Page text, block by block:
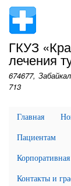
ГКУЗ
лечения
674677,
713
Главная
Пациентам
Контакты и